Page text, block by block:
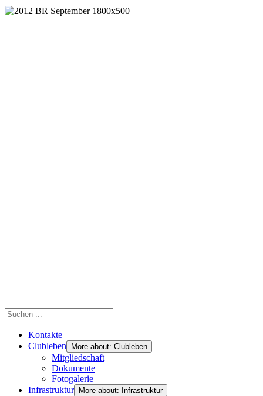
Kontakte
Clubleben
More about: Clubleben
Mitgliedschaft
Dokumente
Fotogalerie
Infrastruktur
More about: Infrastruktur